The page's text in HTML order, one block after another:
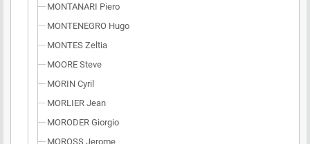
MONTANARI Piero
MONTENEGRO Hugo
MONTES Zeltia
MOORE Steve
MORIN Cyril
MORLIER Jean
MORODER Giorgio
MOROSS Jerome